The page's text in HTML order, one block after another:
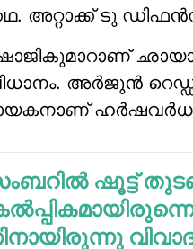
അറ്റാക്ക് ടു
ഷാജികുമാറാണ്
അര്‍ജുന്‍
ഷൂട്ട്